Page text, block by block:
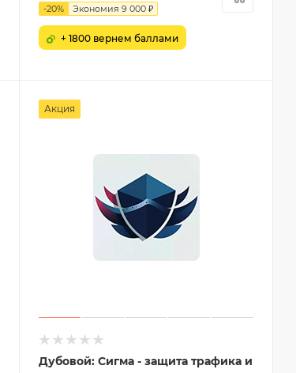
-20% Экономия 9 000 ₽
+ 1800 вернем баллами
Акция
Дубовой: Сигма - защита трафика и